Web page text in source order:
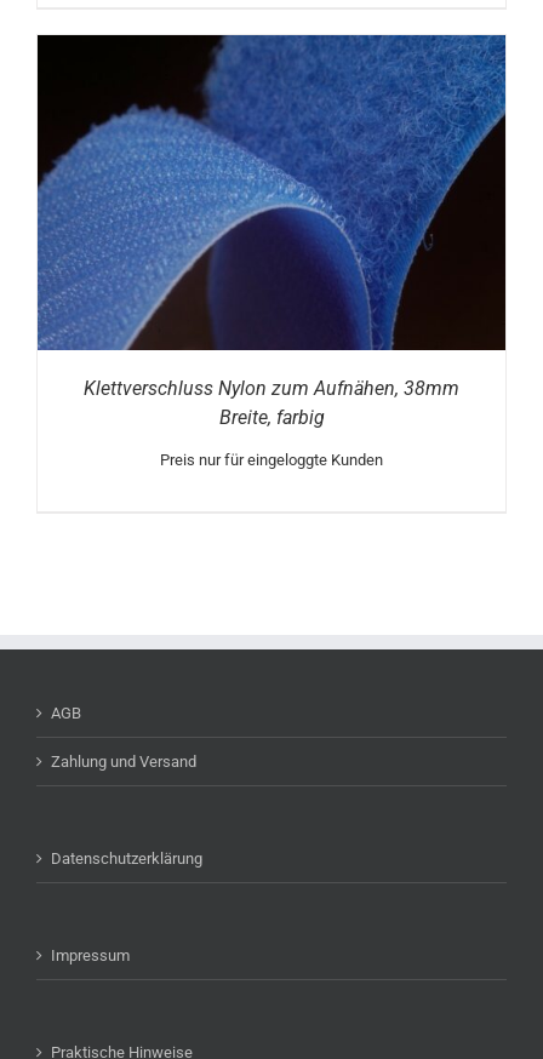
Klettverschluss Nylon zum Aufnähen, 38mm
Breite, farbig
Preis nur für eingeloggte Kunden
AGB
Zahlung und Versand
Datenschutzerklärung
Impressum
Praktische Hinweise